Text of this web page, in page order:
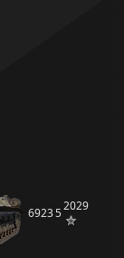
692352029